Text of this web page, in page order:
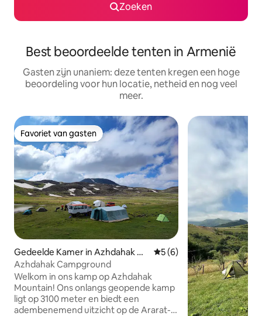
Zoeken
Best beoordeelde tenten in Armenië
Gasten zijn unaniem: deze tenten kregen een hoge
beoordeling voor hun locatie, netheid en nog veel
meer.
Favoriet van gasten
Favoriet van gasten
Gedeelde Kamer in Azhdahak M
ountain
Gemiddelde beoordeling
5 (6)
Azhdahak Campground
Welkom in ons kamp op Azhdahak
Mountain! Ons onlangs geopende kamp
ligt op 3100 meter en biedt een
adembenemend uitzicht op de Ararat-